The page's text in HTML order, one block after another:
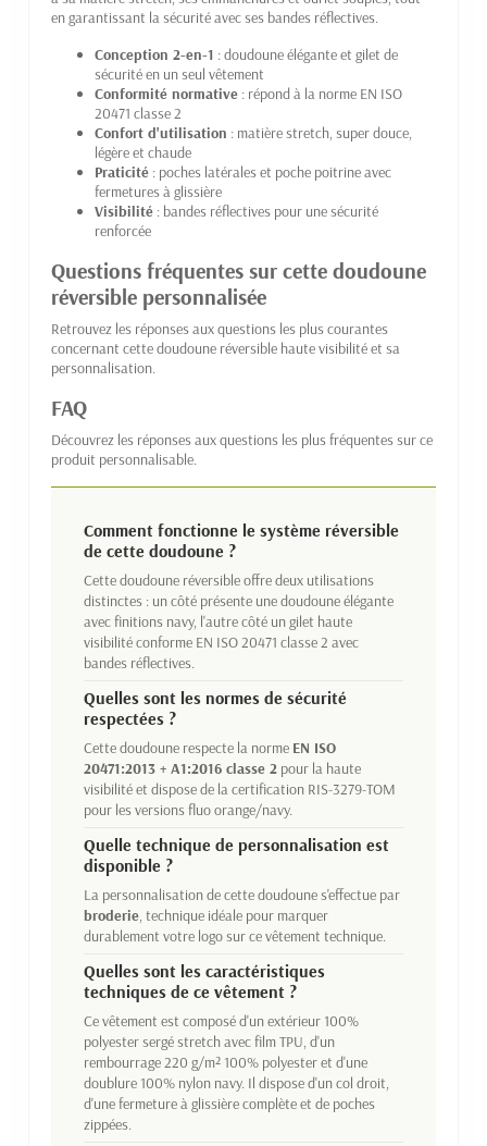
en garantissant la sécurité avec ses bandes réflectives.
Conception 2-en-1 : doudoune élégante et gilet de
sécurité en un seul vêtement
Conformité normative : répond à la norme EN ISO
20471 classe 2
Confort d'utilisation : matière stretch, super douce,
légère et chaude
Praticité : poches latérales et poche poitrine avec
fermetures à glissière
Visibilité : bandes réflectives pour une sécurité
renforcée
Questions fréquentes sur cette doudoune
réversible personnalisée
Retrouvez les réponses aux questions les plus courantes
concernant cette doudoune réversible haute visibilité et sa
personnalisation.
FAQ
Découvrez les réponses aux questions les plus fréquentes sur ce
produit personnalisable.
Comment fonctionne le système réversible
de cette doudoune ?
Cette doudoune réversible offre deux utilisations
distinctes : un côté présente une doudoune élégante
avec finitions navy, l'autre côté un gilet haute
visibilité conforme EN ISO 20471 classe 2 avec
bandes réflectives.
Quelles sont les normes de sécurité
respectées ?
Cette doudoune respecte la norme EN ISO
20471:2013 + A1:2016 classe 2 pour la haute
visibilité et dispose de la certification RIS-3279-TOM
pour les versions fluo orange/navy.
Quelle technique de personnalisation est
disponible ?
La personnalisation de cette doudoune s'effectue par
broderie, technique idéale pour marquer
durablement votre logo sur ce vêtement technique.
Quelles sont les caractéristiques
techniques de ce vêtement ?
Ce vêtement est composé d'un extérieur 100%
polyester sergé stretch avec film TPU, d'un
rembourrage 220 g/m² 100% polyester et d'une
doublure 100% nylon navy. Il dispose d'un col droit,
d'une fermeture à glissière complète et de poches
zippées.